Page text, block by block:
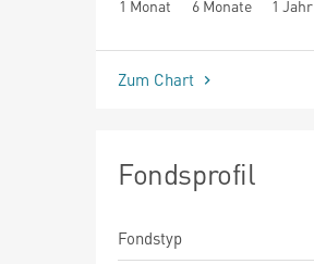
1 Monat 6 Monate 1 Jahr
seit Beginn
Zum Chart
Fondsprofil
Fondstyp